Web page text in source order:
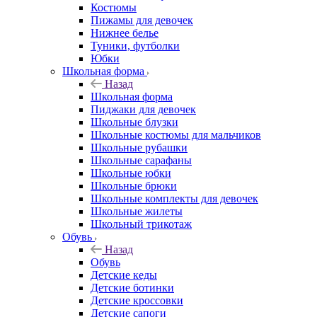
Костюмы
Пижамы для девочек
Нижнее белье
Туники, футболки
Юбки
Школьная форма
Назад
Школьная форма
Пиджаки для девочек
Школьные блузки
Школьные костюмы для мальчиков
Школьные рубашки
Школьные сарафаны
Школьные юбки
Школьные брюки
Школьные комплекты для девочек
Школьные жилеты
Школьный трикотаж
Обувь
Назад
Обувь
Детские кеды
Детские ботинки
Детские кроссовки
Детские сапоги